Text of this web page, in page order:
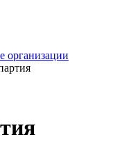
организации